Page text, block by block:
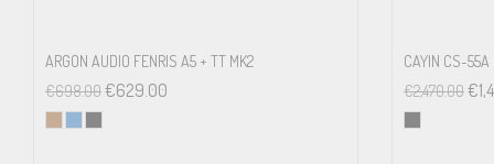
ARGON AUDIO FENRIS A5 + TT MK2
€698.00€629.00
CAYIN CS-55A
€2,470.00€